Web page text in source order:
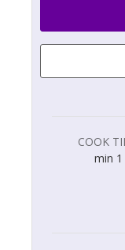
COOK
1
min